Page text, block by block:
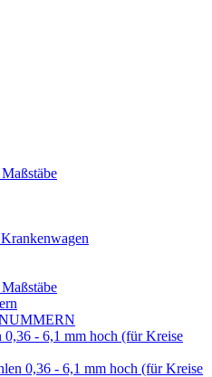
0,36 - 6,1 mm hoch (für Kreise
0,36 - 6,1 mm hoch (für Kreise